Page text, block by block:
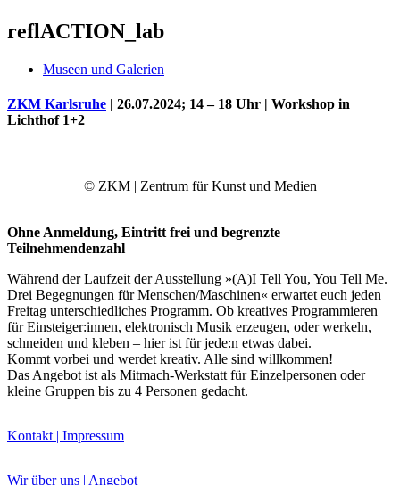
Uli Rothfuss
Harald Schwiers
reflACTION_lab
Museen und Galerien
ZKM Karlsruhe | 26.07.2024; 14 – 18 Uhr | Workshop in
Lichthof 1+2
© ZKM | Zentrum für Kunst und Medien
Ohne Anmeldung, Eintritt frei und begrenzte
Teilnehmendenzahl
Während der Laufzeit der Ausstellung »(A)I Tell You, You Tell Me.
Drei Begegnungen für Menschen/Maschinen« erwartet euch jeden
Freitag unterschiedliches Programm. Ob kreatives Programmieren
für Einsteiger:innen, elektronisch Musik erzeugen, oder werkeln,
schneiden und kleben – hier ist für jede:n etwas dabei.
Kommt vorbei und werdet kreativ. Alle sind willkommen!
Das Angebot ist als Mitmach-Werkstatt für Einzelpersonen oder
kleine Gruppen bis zu 4 Personen gedacht.
Kontakt | Impressum
Wir über uns | Angebot